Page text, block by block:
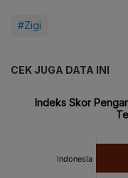
#Zigi
CEK JUGA DATA INI